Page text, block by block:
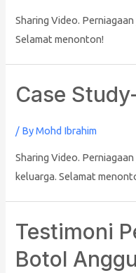
Sharing Video.
Selamat menonton!
Case
/ ByMohd Ibrahim
Sharing Video.
keluarga. Selamat
Testimoni
Botol